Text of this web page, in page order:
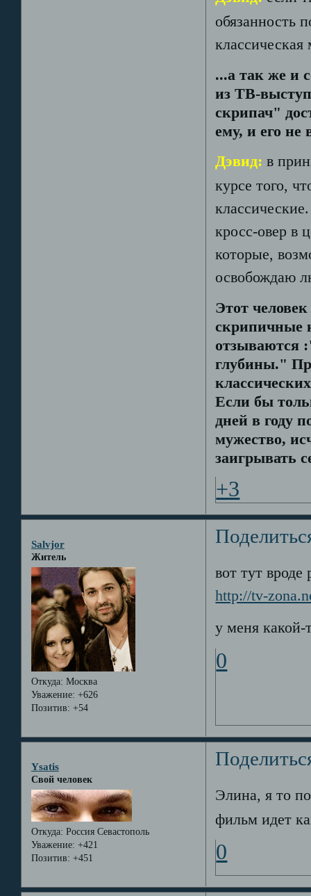
обязанность
...а так же и
из ТВ-
скрипач"
ему, и его не
Дэвид:в
курсе того,
кросс-овер в
которые,
освобождаю
Этот
скрипичные
отзываются
глубины."
Если бы
дней в году
мужество,
заигрывать
+3
Salvjor
Житель
Откуда: Москва
Уважение: +626
Позитив: +54
вот тут вроде
http://tv-
у меня
0
Ysatis
Свой человек
Откуда: Россия Севастополь
Уважение: +421
Позитив: +451
Элина, я то
фильм идет
0